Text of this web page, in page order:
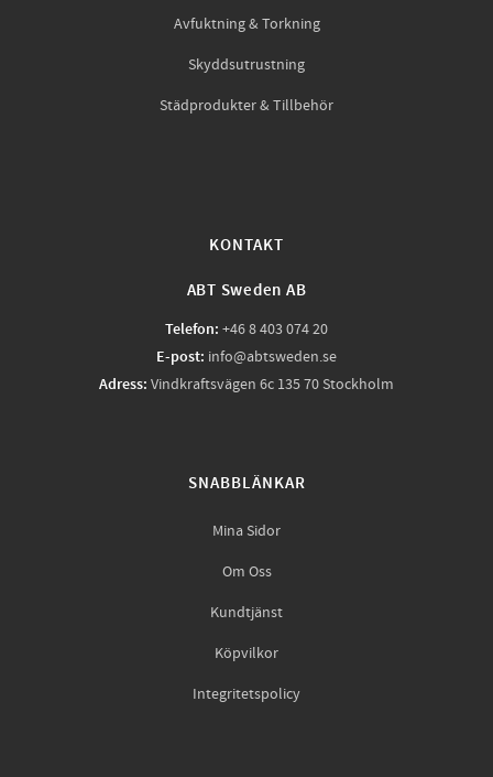
Avfuktning & Torkning
Skyddsutrustning
Städprodukter & Tillbehör
KONTAKT
ABT Sweden AB
Telefon: +46 8 403 074 20
E-post: info@abtsweden.se
Adress: Vindkraftsvägen 6c 135 70 Stockholm
SNABBLÄNKAR
Mina Sidor
Om Oss
Kundtjänst
Köpvilkor
Integritetspolicy